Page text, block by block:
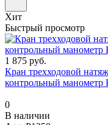
Хит
Быстрый просмотр
1 875 руб.
Кран трехходовой
контрольный
0
В наличии